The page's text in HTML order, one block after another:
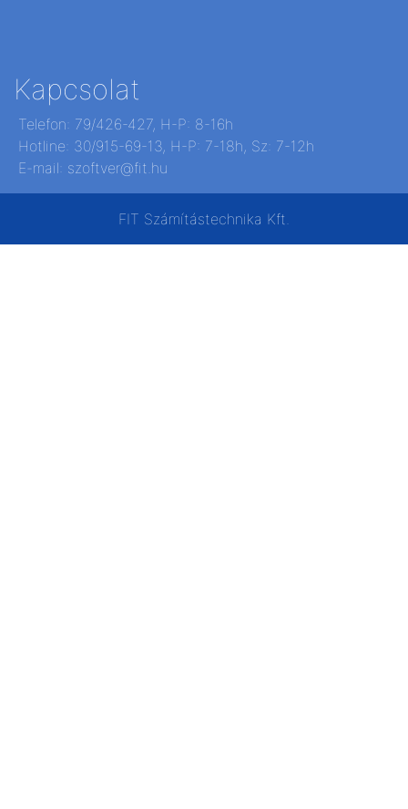
Kapcsolat
Telefon: 79/426-427, H-P: 8-16h
Hotline: 30/915-69-13, H-P: 7-18h, Sz: 7-12h
E-mail: szoftver@fit.hu
FIT Számítástechnika Kft.